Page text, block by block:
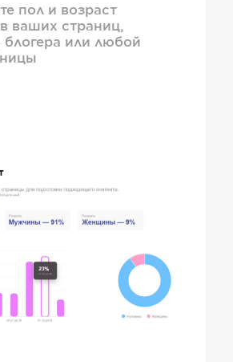
пол и возраст
ваших страниц,
блогера или любой